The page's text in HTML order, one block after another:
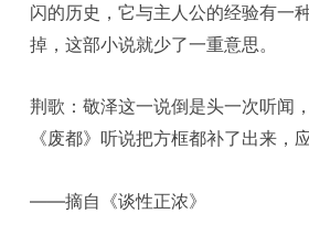
闪的历史，它与主人公的经验有一
掉，这部小说就少了一重意思。
荆歌：敬泽这一说倒是头一次听闻
《废都》听说把方框都补了出来，
——摘自《谈性正浓》